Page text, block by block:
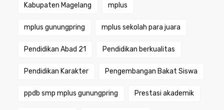
Kabupaten Magelang mplus
mplus gunungpring mplus sekolah para juara
Pendidikan Abad 21 Pendidikan berkualitas
Pendidikan Karakter Pengembangan Bakat Siswa
ppdb smp mplus gunungpring Prestasi akademik